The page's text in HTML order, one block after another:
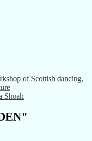
of Scottish dancing,
Shoah